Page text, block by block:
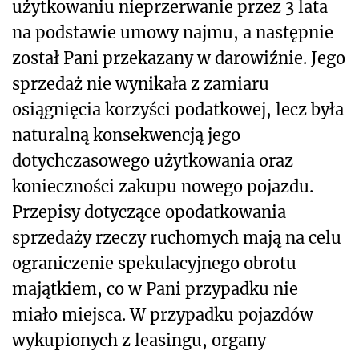
użytkowaniu nieprzerwanie przez 3 lata
na podstawie umowy najmu, a następnie
został Pani przekazany w darowiźnie. Jego
sprzedaż nie wynikała z zamiaru
osiągnięcia korzyści podatkowej, lecz była
naturalną konsekwencją jego
dotychczasowego użytkowania oraz
konieczności zakupu nowego pojazdu.
Przepisy dotyczące opodatkowania
sprzedaży rzeczy ruchomych mają na celu
ograniczenie spekulacyjnego obrotu
majątkiem, co w Pani przypadku nie
miało miejsca. W przypadku pojazdów
wykupionych z leasingu, organy